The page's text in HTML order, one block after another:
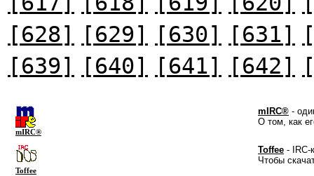
[628]
[629] [630] [631]
[639]
[640] [641] [642]
mIRC®
mIRC® -
О том, как
Toffee
Toffee - IRC-
Чтобы